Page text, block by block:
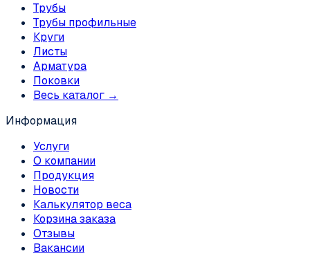
Трубы
Трубы профильные
Круги
Листы
Арматура
Поковки
Весь каталог →
Информация
Услуги
О компании
Продукция
Новости
Калькулятор веса
Корзина заказа
Отзывы
Вакансии